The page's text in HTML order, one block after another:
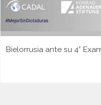
Bielorrusia ante su 4°